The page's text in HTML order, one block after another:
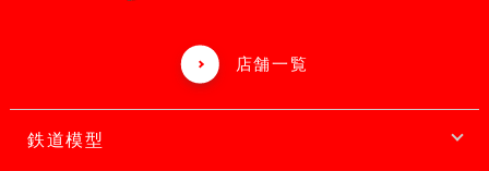
店舗一覧
鉄道模型